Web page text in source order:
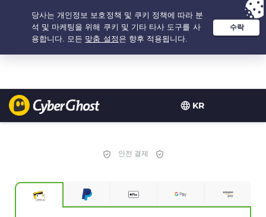
KR
추천 옵션: 최저가 - 2.1666666666667년 $ 2.19 /개월
안전 결제